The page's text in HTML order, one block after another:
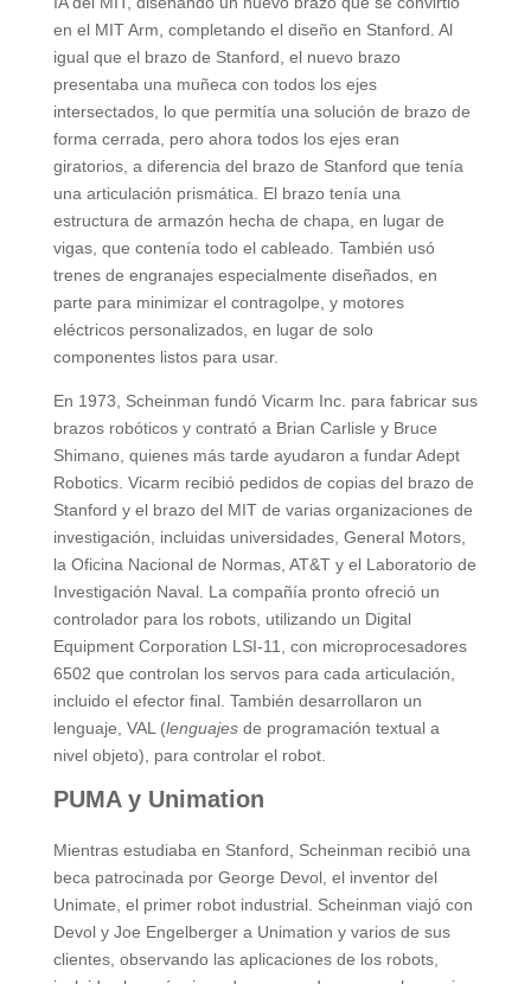
en el MIT Arm, completando el diseño en Stanford. Al
igual que el brazo de Stanford, el nuevo brazo
presentaba una muñeca con todos los ejes
intersectados, lo que permitía una solución de brazo de
forma cerrada, pero ahora todos los ejes eran
giratorios, a diferencia del brazo de Stanford que tenía
una articulación prismática. El brazo tenía una
estructura de armazón hecha de chapa, en lugar de
vigas, que contenía todo el cableado. También usó
trenes de engranajes especialmente diseñados, en
parte para minimizar el contragolpe, y motores
eléctricos personalizados, en lugar de solo
componentes listos para usar.
En 1973, Scheinman fundó Vicarm Inc. para fabricar sus
brazos robóticos y contrató a Brian Carlisle y Bruce
Shimano, quienes más tarde ayudaron a fundar Adept
Robotics. Vicarm recibió pedidos de copias del brazo de
Stanford y el brazo del MIT de varias organizaciones de
investigación, incluidas universidades, General Motors,
la Oficina Nacional de Normas, AT&T y el Laboratorio de
Investigación Naval. La compañía pronto ofreció un
controlador para los robots, utilizando un Digital
Equipment Corporation LSI-11, con microprocesadores
6502 que controlan los servos para cada articulación,
incluido el efector final. También desarrollaron un
lenguaje, VAL (lenguajesde programación textual a
nivel objeto), para controlar el robot.
PUMA y Unimation
Mientras estudiaba en Stanford, Scheinman recibió una
beca patrocinada por George Devol, el inventor del
Unimate, el primer robot industrial. Scheinman viajó con
Devol y Joe Engelberger a Unimation y varios de sus
clientes, observando las aplicaciones de los robots,